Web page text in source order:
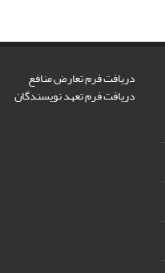
دریافت فرم تعارض منافع
دریافت فرم تعهد نویسندگان